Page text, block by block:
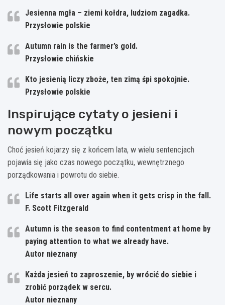
Jesienna mgła – ziemi kołdra, ludziom zagadka.
Przysłowie polskie
Autumn rain is the farmer’s gold.
Przysłowie chińskie
Kto jesienią liczy zboże, ten zimą śpi spokojnie.
Przysłowie polskie
Inspirujące cytaty o jesieni i
nowym początku
Choć jesień kojarzy się z końcem lata, w wielu sentencjach
pojawia się jako czas nowego początku, wewnętrznego
porządkowania i powrotu do siebie.
Life starts all over again when it gets crisp in the fall.
F. Scott Fitzgerald
Autumn is the season to find contentment at home by
paying attention to what we already have.
Autor nieznany
Każda jesień to zaproszenie, by wrócić do siebie i
zrobić porządek w sercu.
Autor nieznany